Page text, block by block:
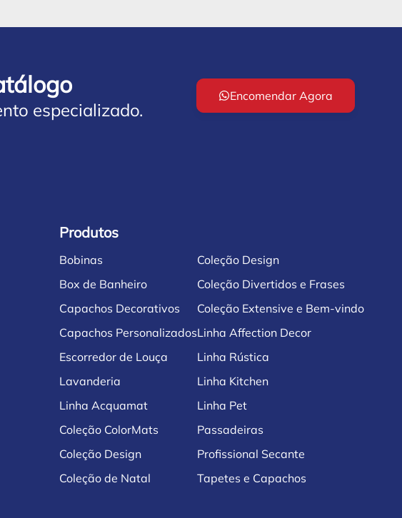
especializado.
Encomendar Agora
Produtos
Bobinas
Box de Banheiro
Capachos Decorativos
Capachos Personalizados
Escorredor de Louça
Lavanderia
Linha Acquamat
Coleção ColorMats
Coleção Design
Coleção de Natal
Coleção Design
Coleção Divertidos e Frases
Coleção Extensive e Bem-vindo
Linha Affection Decor
Linha Rústica
Linha Kitchen
Linha Pet
Passadeiras
Profissional Secante
Tapetes e Capachos